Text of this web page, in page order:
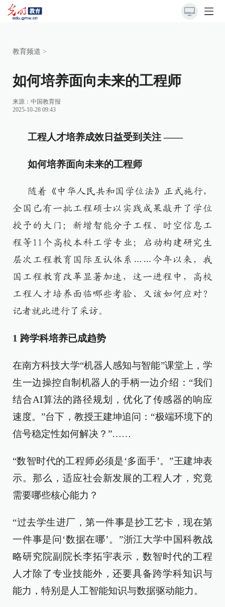
教育频道 >
如何培养面向未来的工程师
来源： 中国教育报
2025-10-28 09:43
工程人才培养成效日益受到关注 ——
如何培养面向未来的工程师
随着《中华人民共和国学位法》正式施行，
全国已有一批工程硕士以实践成果敲开了学位
授予的大门；新增智能分子工程、时空信息工
程等11个高校本科工学专业；启动构建研究生
层次工程教育国际互认体系……今年以来，我
国工程教育改革显著加速，这一进程中，高校
工程人才培养面临哪些考验、又该如何应对？
记者就此进行了采访。
1 跨学科培养已成趋势
在南方科技大学“机器人感知与智能”课堂上，学
生一边操控自制机器人的手柄一边介绍：“我们
结合AI算法的路径规划，优化了传感器的响应
速度。”台下，教授王建坤追问：“极端环境下的
信号稳定性如何解决？”……
“数智时代的工程师必须是‘多面手’。”王建坤表
示。那么，适应社会新发展的工程人才，究竟
需要哪些核心能力？
“过去学生进厂，第一件事是抄工艺卡，现在第
一件事是问‘数据在哪’。”浙江大学中国科教战
略研究院副院长李拓宇表示，数智时代的工程
人才除了专业技能外，还要具备跨学科知识与
能力，特别是人工智能知识与数据驱动能力。